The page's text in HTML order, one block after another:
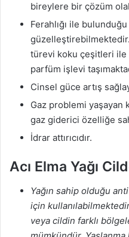
bireylere bir çözüm
Ferahlığı ile
güzelleştirebilmektedir.
türevi koku çeşitleri ile
parfüm işlevi
Cinsel güce artış
Gaz problemi yaşayan
gaz giderici özelliğe
İdrar attırıcıdır.
Acı Elma Yağı
Yağın sahip olduğu
için
veya cildin farklı